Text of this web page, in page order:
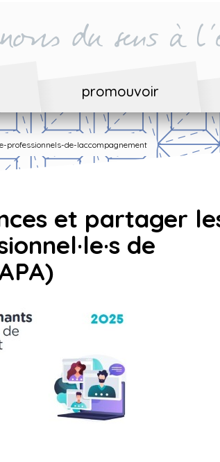
du sens à
promouvoir
professionnels-de-laccompagnement
et partager
de